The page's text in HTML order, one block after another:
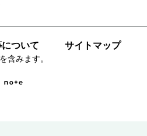
ついて サイトマップ
含みます。